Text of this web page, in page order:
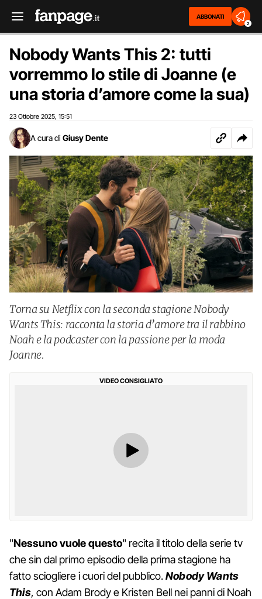
ABBONATI
2
Nobody Wants This 2: tutti
vorremmo lo stile di Joanne (e
una storia d’amore come la sua)
23 Ottobre 2025 15:51
A cura di Giusy Dente
Torna su Netflix con la seconda stagione Nobody
Wants This: racconta la storia d’amore tra il rabbino
Noah e la podcaster con la passione per la moda
Joanne.
VIDEO CONSIGLIATO
"Nessuno vuole questo" recita il titolo della serie tv
che sin dal primo episodio della prima stagione ha
fatto sciogliere i cuori del pubblico.Nobody Wants
This, con Adam Brody e Kristen Bell nei panni di Noah